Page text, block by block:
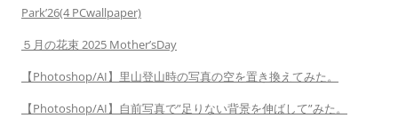
Park’26(4 PCwallpaper)
５月の花束 2025 Mother’sDay
【Photoshop/AI】里山登山時の写真の空を置き換えてみた。
【Photoshop/AI】自前写真で”足りない背景を伸ばして”みた。